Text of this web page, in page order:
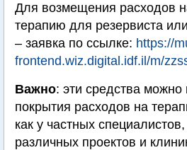
Для возмещения расходов
терапию для резервиста
– заявка по ссылке: https://
frontend.wiz.digital.idf.il/m/
Важно: эти средства можно
покрытия расходов на
как у частных
различных проектов и